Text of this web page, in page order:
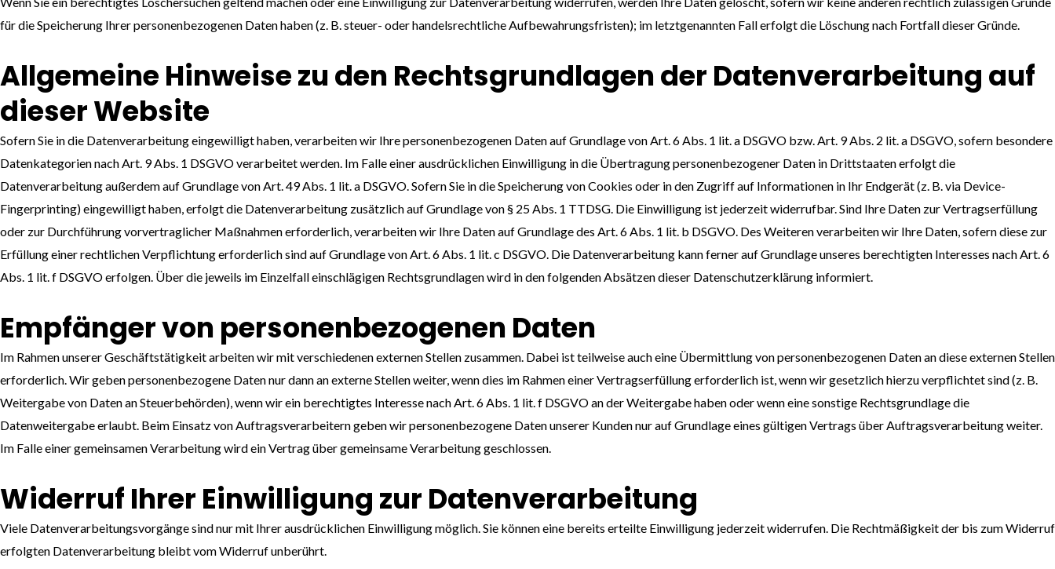
für die Speicherung Ihrer personenbezogenen Daten haben (z. B. steuer- oder handelsrechtliche Aufbewahrungsfristen); im letztgenannten Fall erfolgt die Löschung nach Fortfall dieser Gründe.
Allgemeine Hinweise zu den Rechtsgrundlagen der Datenverarbeitung auf
dieser Website
Sofern Sie in die Datenverarbeitung eingewilligt haben, verarbeiten wir Ihre personenbezogenen Daten auf Grundlage von Art. 6 Abs. 1 lit. a DSGVO bzw. Art. 9 Abs. 2 lit. a DSGVO, sofern besondere
Datenkategorien nach Art. 9 Abs. 1 DSGVO verarbeitet werden. Im Falle einer ausdrücklichen Einwilligung in die Übertragung personenbezogener Daten in Drittstaaten erfolgt die
Datenverarbeitung außerdem auf Grundlage von Art. 49 Abs. 1 lit. a DSGVO. Sofern Sie in die Speicherung von Cookies oder in den Zugriff auf Informationen in Ihr Endgerät (z. B. via Device-
Fingerprinting) eingewilligt haben, erfolgt die Datenverarbeitung zusätzlich auf Grundlage von § 25 Abs. 1 TTDSG. Die Einwilligung ist jederzeit widerrufbar. Sind Ihre Daten zur Vertragserfüllung
oder zur Durchführung vorvertraglicher Maßnahmen erforderlich, verarbeiten wir Ihre Daten auf Grundlage des Art. 6 Abs. 1 lit. b DSGVO. Des Weiteren verarbeiten wir Ihre Daten, sofern diese zur
Erfüllung einer rechtlichen Verpflichtung erforderlich sind auf Grundlage von Art. 6 Abs. 1 lit. c DSGVO. Die Datenverarbeitung kann ferner auf Grundlage unseres berechtigten Interesses nach Art. 6
Abs. 1 lit. f DSGVO erfolgen. Über die jeweils im Einzelfall einschlägigen Rechtsgrundlagen wird in den folgenden Absätzen dieser Datenschutzerklärung informiert.
Empfänger von personenbezogenen Daten
Im Rahmen unserer Geschäftstätigkeit arbeiten wir mit verschiedenen externen Stellen zusammen. Dabei ist teilweise auch eine Übermittlung von personenbezogenen Daten an diese externen Stellen
erforderlich. Wir geben personenbezogene Daten nur dann an externe Stellen weiter, wenn dies im Rahmen einer Vertragserfüllung erforderlich ist, wenn wir gesetzlich hierzu verpflichtet sind (z. B.
Weitergabe von Daten an Steuerbehörden), wenn wir ein berechtigtes Interesse nach Art. 6 Abs. 1 lit. f DSGVO an der Weitergabe haben oder wenn eine sonstige Rechtsgrundlage die
Datenweitergabe erlaubt. Beim Einsatz von Auftragsverarbeitern geben wir personenbezogene Daten unserer Kunden nur auf Grundlage eines gültigen Vertrags über Auftragsverarbeitung weiter.
Im Falle einer gemeinsamen Verarbeitung wird ein Vertrag über gemeinsame Verarbeitung geschlossen.
Widerruf Ihrer Einwilligung zur Datenverarbeitung
Viele Datenverarbeitungsvorgänge sind nur mit Ihrer ausdrücklichen Einwilligung möglich. Sie können eine bereits erteilte Einwilligung jederzeit widerrufen. Die Rechtmäßigkeit der bis zum Widerruf
erfolgten Datenverarbeitung bleibt vom Widerruf unberührt.